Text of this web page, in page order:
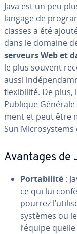
Java est un peu
langage de
classes a été
dans le domaine
serveurs Web et
le plus souvent
aussi
flexi­bi­lité. De plus,
Publique
ment et peut être
Sun Mi­cro­sys­tems
Avantages de
Por­ta­bi­lité :
ce qui lui
pourrez
systèmes ou
l’équipe